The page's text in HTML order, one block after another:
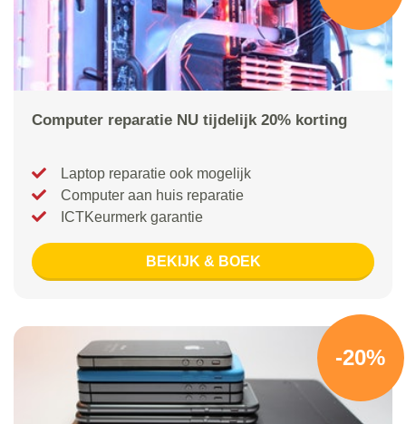
Computer reparatie NU tijdelijk 20% korting
Laptop reparatie ook mogelijk
Computer aan huis reparatie
ICTKeurmerk garantie
BEKIJK & BOEK
-20%